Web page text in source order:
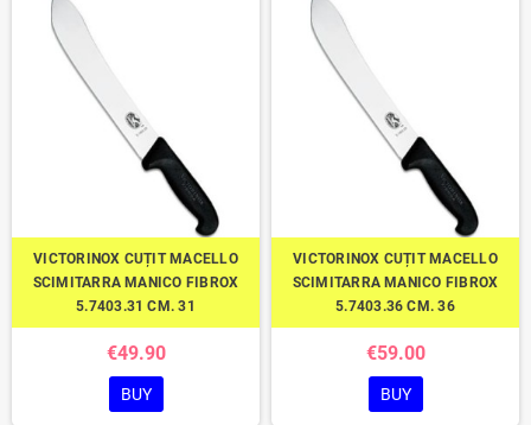
VICTORINOX CUȚIT MACELLO
SCIMITARRA MANICO FIBROX
5.7403.31 CM. 31
€49.90
BUY
VICTORINOX CUȚIT MACELLO
SCIMITARRA MANICO FIBROX
5.7403.36 CM. 36
€59.00
BUY